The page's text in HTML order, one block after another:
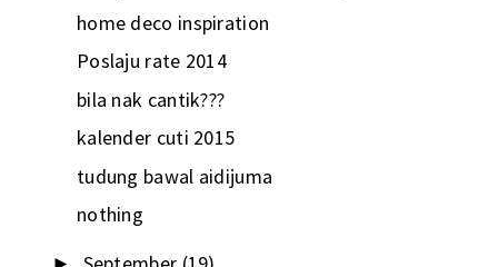
home deco inspiration
Poslaju rate 2014
bila nak cantik???
kalender cuti 2015
tudung bawal aidijuma
nothing